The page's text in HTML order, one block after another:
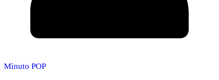
Minuto POP